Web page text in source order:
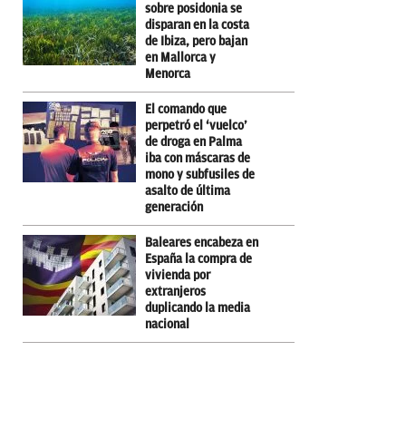
sobre posidonia se
disparan en la costa
de Ibiza, pero bajan
en Mallorca y
Menorca
El comando que
perpetró el ‘vuelco’
de droga en Palma
iba con máscaras de
mono y subfusiles de
asalto de última
generación
Baleares encabeza en
España la compra de
vivienda por
extranjeros
duplicando la media
nacional